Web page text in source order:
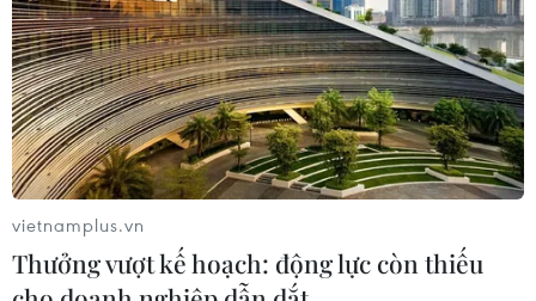
vietnamplus.vn
Thưởng vượt kế hoạch: động lực còn thiếu